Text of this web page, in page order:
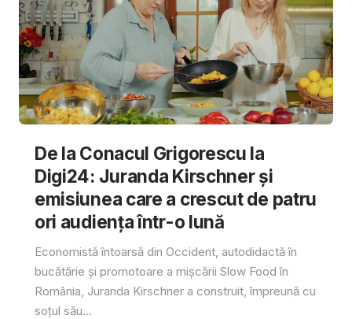
De la Conacul Grigorescu la
Digi24: Juranda Kirschner și
emisiunea care a crescut de patru
ori audiența într-o lună
Economistă întoarsă din Occident, autodidactă în
bucătărie și promotoare a mișcării Slow Food în
România, Juranda Kirschner a construit, împreună cu
soțul său...